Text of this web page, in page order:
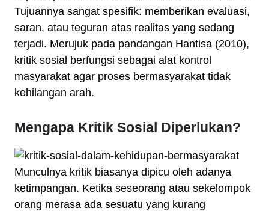
Tujuannya sangat spesifik: memberikan evaluasi,
saran, atau teguran atas realitas yang sedang
terjadi. Merujuk pada pandangan Hantisa (2010),
kritik sosial berfungsi sebagai alat kontrol
masyarakat agar proses bermasyarakat tidak
kehilangan arah.
Mengapa Kritik Sosial Diperlukan?
Munculnya kritik biasanya dipicu oleh adanya
ketimpangan. Ketika seseorang atau sekelompok
orang merasa ada sesuatu yang kurang